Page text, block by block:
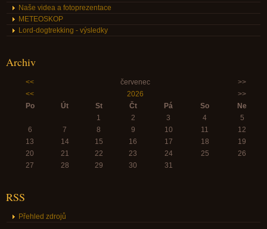
Naše videa a fotoprezentace
METEOSKOP
Lord-dogtrekking - výsledky
Archiv
<< červenec
>>
<<
2026
>>
Po
Út St Čt Pá So
Ne
1
2 3 4
5
6
7 8 9 10 11
12
13
14 15 16 17 18
19
20
21 22 23 24 25
26
27
28 29 30 31
RSS
Přehled zdrojů